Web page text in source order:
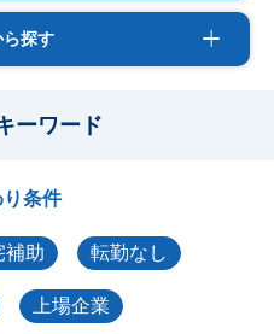
探す
ーワード
り条件
補助 転勤なし
上場企業